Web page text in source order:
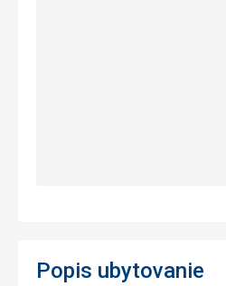
Popis ubytovanie